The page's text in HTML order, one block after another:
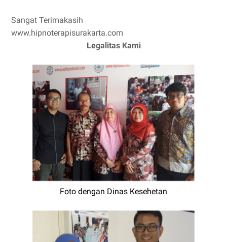
Sangat Terimakasih
www.hipnoterapisurakarta.com
Legalitas Kami
Foto dengan Dinas Kesehetan